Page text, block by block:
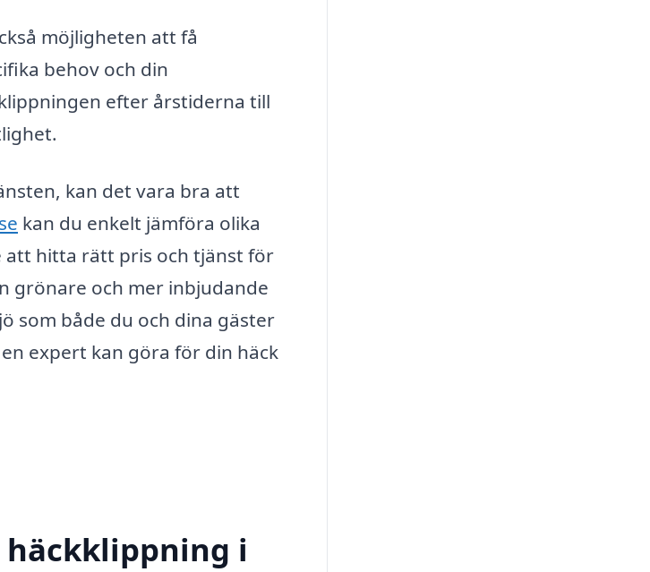
möjligheten att få
behov och din
efter årstiderna till
kan det vara bra att
kan du enkelt jämföra olika
att hitta rätt pris och tjänst för
grönare och mer inbjudande
som både du och dina gäster
expert kan göra för din häck
i